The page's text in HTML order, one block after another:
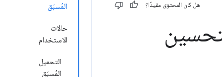
المُسبَق
حالات
الاستخدام
التحميل
المُسبَق
هل كان المحتوى مفيدًا؟